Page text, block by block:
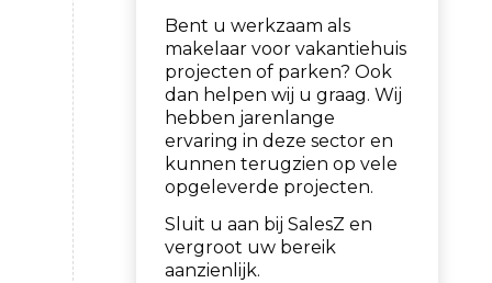
Bent u werkzaam als
makelaar voor vakantiehuis
projecten of parken? Ook
dan helpen wij u graag. Wij
hebben jarenlange
ervaring in deze sector en
kunnen terugzien op vele
opgeleverde projecten.
Sluit u aan bij SalesZ en
vergroot uw bereik
aanzienlijk.